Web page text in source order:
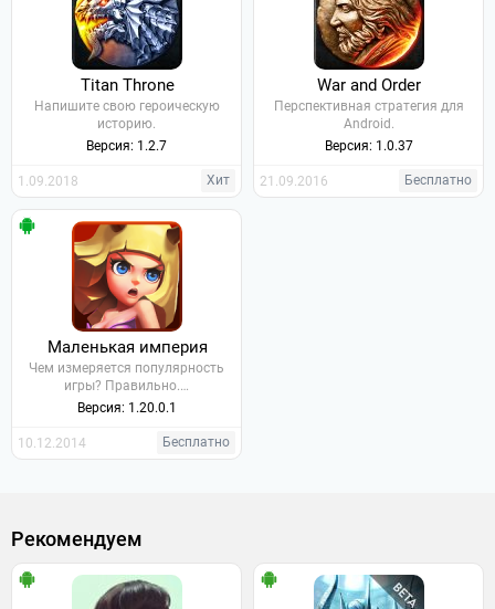
Titan Throne
Напишите свою героическую
историю.
Версия: 1.2.7
1.09.2018 Хит
War and Order
Перспективная стратегия для
Android.
Версия: 1.0.37
21.09.2016 Бесплатно
Маленькая империя
Чем измеряется популярность
игры? Правильно.…
Версия: 1.20.0.1
10.12.2014 Бесплатно
Рекомендуем